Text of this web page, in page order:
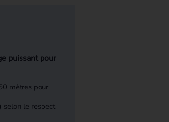
puissant pour
mètres pour
selon le respect